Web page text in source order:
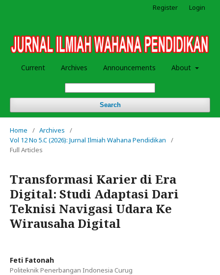
Current Archives Announcements About
Search
Register Login
Home / Archives
/
Vol 12 No 5.C (2026): Jurnal Ilmiah Wahana Pendidikan
/
Full Articles
Transformasi Karier di Era
Digital: Studi Adaptasi Dari
Teknisi Navigasi Udara Ke
Wirausaha Digital
Feti Fatonah
Politeknik Penerbangan Indonesia Curug